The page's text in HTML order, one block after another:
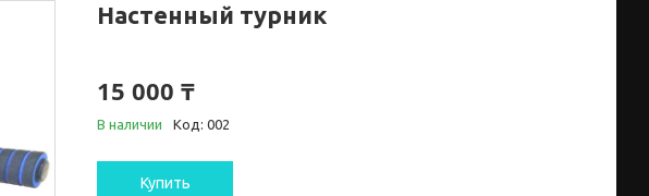
Настенный турник
15 000 ₸
В наличии Код: 002
Купить